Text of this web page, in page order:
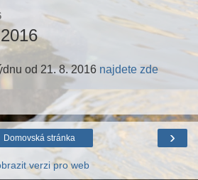
od 21. 8. 2016 najdete zde
›
Domovská stránka
verzi pro web